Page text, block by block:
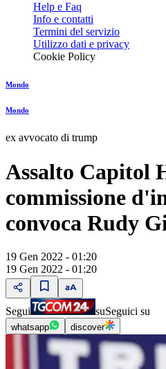
Help e Faq
Info e contatti
Termini del servizio
Utilizzo dati e privacy
Cookie Policy
Mondo
Mondo
ex avvocato di trump
Assalto Capitol
commissione
convoca Rudy
19 Gen 2022 - 01:20
19 Gen 2022 - 01:20
Segui suSeguici su
whatsapp discover